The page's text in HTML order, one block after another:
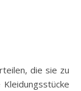
die sie zu